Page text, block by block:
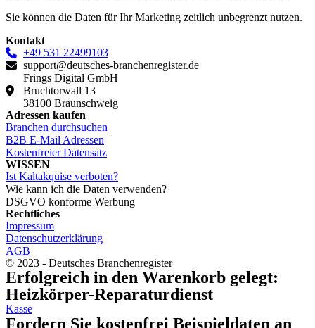
Sie können die Daten für Ihr Marketing zeitlich unbegrenzt nutzen.
Kontakt
+49 531 22499103
support@deutsches-branchenregister.de
Frings Digital GmbH
Bruchtorwall 13
38100 Braunschweig
Adressen kaufen
Branchen durchsuchen
B2B E-Mail Adressen
Kostenfreier Datensatz
WISSEN
Ist Kaltakquise verboten?
Wie kann ich die Daten verwenden?
DSGVO konforme Werbung
Rechtliches
Impressum
Datenschutzerklärung
AGB
© 2023 - Deutsches Branchenregister
Erfolgreich in den Warenkorb gelegt:
Heizkörper-Reparaturdienst
Kasse
Fordern Sie kostenfrei Beispieldaten an